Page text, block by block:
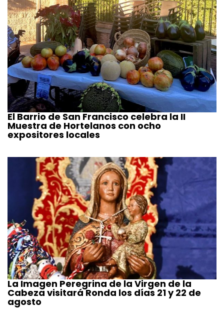
El Barrio de San Francisco celebra la II
Muestra de Hortelanos con ocho
expositores locales
La Imagen Peregrina de la Virgen de la
Cabeza visitará Ronda los días 21 y 22 de
agosto